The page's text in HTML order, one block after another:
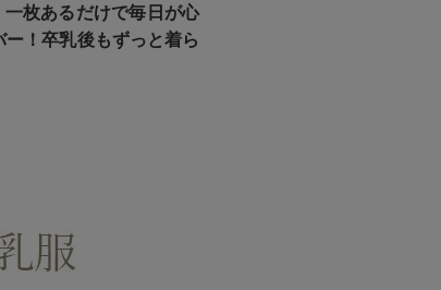
枚あるだけで毎日が心
！卒乳後もずっと着ら